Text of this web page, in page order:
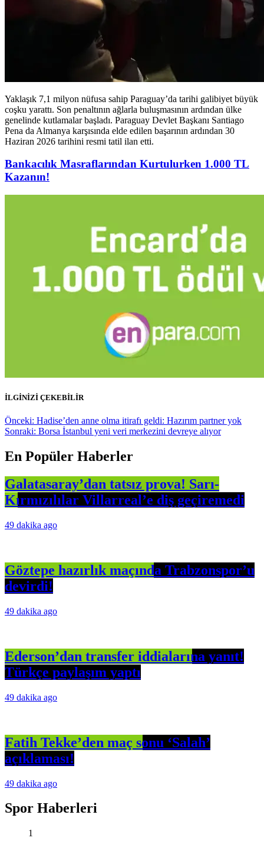
Yaklaşık 7,1 milyon nüfusa sahip Paraguay’da tarihi galibiyet büyük
coşku yarattı. Son penaltının ağlarla buluşmasının ardından ülke
genelinde kutlamalar başladı. Paraguay Devlet Başkanı Santiago
Pena da Almanya karşısında elde edilen başarının ardından 30
Haziran 2026 tarihini resmi tatil ilan etti.
Bankacılık Masraflarından Kurtulurken 1.000 TL
Kazanın!
İLGİNİZİ ÇEKEBİLİR
Yazı
gezinmesi
Önceki: Hadise’den anne olma itirafı geldi: Hazırım partner yok
Sonraki: Borsa İstanbul yeni veri merkezini devreye alıyor
En Popüler Haberler
Galatasaray’dan tatsız prova! Sarı-
Kırmızılılar Villarreal’e diş geçiremedi
49 dakika ago
Göztepe hazırlık maçında Trabzonspor’u
devirdi!
49 dakika ago
Ederson’dan transfer iddialarına yanıt!
Türkçe paylaşım yaptı
49 dakika ago
Fatih Tekke’den maç sonu ‘Salah’
açıklaması!
49 dakika ago
Spor Haberleri
1